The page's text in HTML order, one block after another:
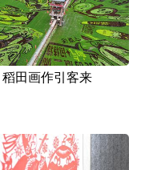
南 重庆
南 西藏
稻田画作引客来